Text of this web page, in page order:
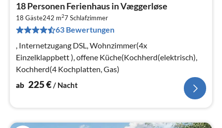
18 Personen Ferienhaus in Væggerløse
18 Gäste242 m27 Schlafzimmer
63 Bewertungen
, Internetzugang DSL, Wohnzimmer(4x
Einzelklappbett ), offene Küche(Kochherd(elektrisch),
Kochherd(4 Kochplatten, Gas)
ab 225€/ Nacht